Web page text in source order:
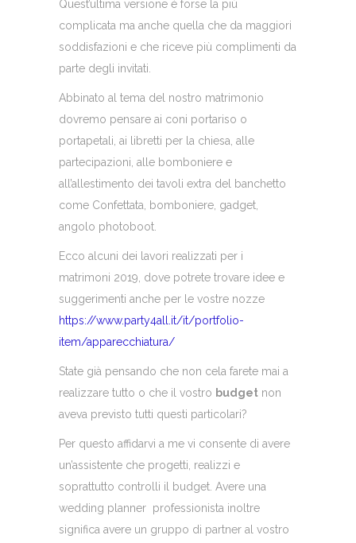
Quest’ultima versione é forse la più
complicata ma anche quella che da maggiori
soddisfazioni e che riceve più complimenti da
parte degli invitati.
Abbinato al tema del nostro matrimonio
dovremo pensare ai coni portariso o
portapetali, ai libretti per la chiesa, alle
partecipazioni, alle bomboniere e
all’allestimento dei tavoli extra del banchetto
come Confettata, bomboniere, gadget,
angolo photoboot.
Ecco alcuni dei lavori realizzati per i
matrimoni 2019, dove potrete trovare idee e
suggerimenti anche per le vostre nozze
https://www.party4all.it/it/portfolio-
item/apparecchiatura/
State già pensando che non cela farete mai a
realizzare tutto o che il vostro budget non
aveva previsto tutti questi particolari?
Per questo affidarvi a me vi consente di avere
un’assistente che progetti, realizzi e
soprattutto controlli il budget. Avere una
wedding planner professionista inoltre
significa avere un gruppo di partner al vostro